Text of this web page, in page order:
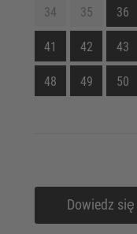
34 35 36
41 42 43
48 49 50
Dowiedz